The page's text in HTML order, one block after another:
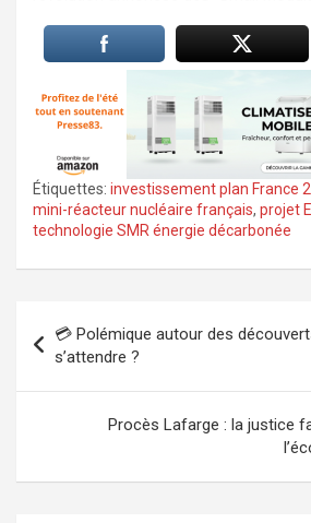
Étiquettes: investissement plan France
mini-réacteur nucléaire français, projet
technologie SMR énergie décarbonée
de
l’article
💳 Polémique autour des
s’attendre ?
Procès Lafarge : la justice